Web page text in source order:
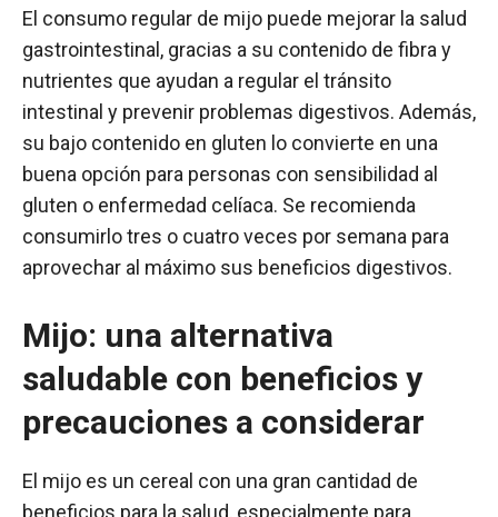
El consumo regular de mijo puede mejorar la salud
gastrointestinal, gracias a su contenido de fibra y
nutrientes que ayudan a regular el tránsito
intestinal y prevenir problemas digestivos. Además,
su bajo contenido en gluten lo convierte en una
buena opción para personas con sensibilidad al
gluten o enfermedad celíaca. Se recomienda
consumirlo tres o cuatro veces por semana para
aprovechar al máximo sus beneficios digestivos.
Mijo: una alternativa
saludable con beneficios y
precauciones a considerar
El mijo es un cereal con una gran cantidad de
beneficios para la salud, especialmente para